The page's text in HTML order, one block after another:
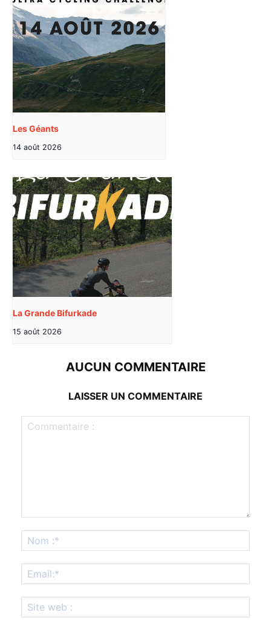
Les Géants
14 août 2026
La Grande Bifurkade
15 août 2026
AUCUN COMMENTAIRE
LAISSER UN COMMENTAIRE